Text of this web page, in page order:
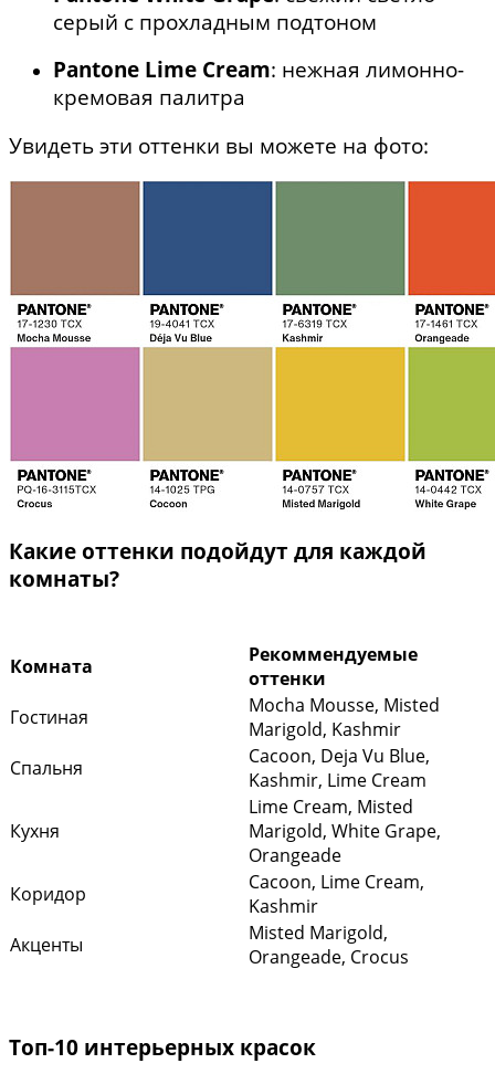
серый с прохладным подтоном
Pantone Lime Cream: нежная лимонно-
кремовая палитра
Увидеть эти оттенки вы можете на фото:
Какие оттенки подойдут для каждой
комнаты?
Комната
Рекоммендуемые
оттенки
Гостиная
Mocha Mousse, Misted
Marigold, Kashmir
Спальня
Cacoon, Deja Vu Blue,
Kashmir, Lime Cream
Кухня
Lime Cream, Misted
Marigold, White Grape,
Orangeade
Коридор
Cacoon, Lime Cream,
Kashmir
Акценты
Misted Marigold,
Orangeade, Crocus
Топ-10 интерьерных красок